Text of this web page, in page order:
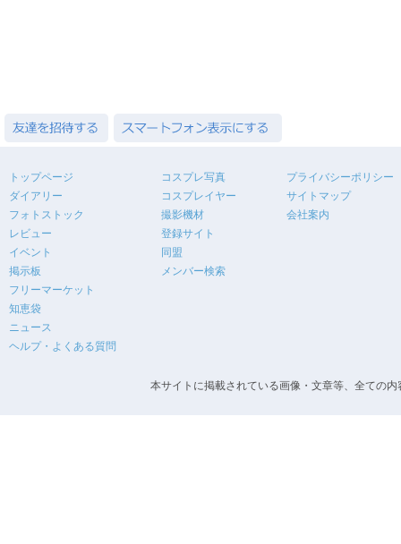
トップページ
ダイアリー
フォトストック
レビュー
イベント
掲示板
フリーマーケット
知恵袋
ニュース
ヘルプ・よくある質問
コスプレ写真
コスプレイヤー
撮影機材
登録サイト
同盟
メンバー検索
プライバシーポリシー
サイトマップ
会社案内
本サイトに掲載されている画像・文章等、全ての